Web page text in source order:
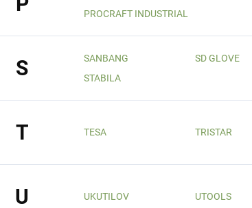
PROCRAFT INDUSTRIAL
S SANBANG SD GLOVE
STABILA
T TESA TRISTAR
U UKUTILOV UTOOLS